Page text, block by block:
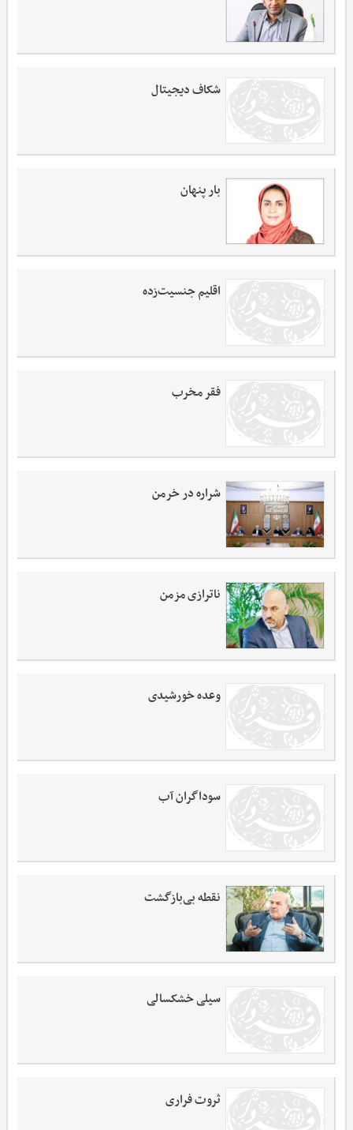
شکاف دیجیتال
بار پنهان
اقلیم جنسیت‌زده
فقر مخرب
شراره در خرمن
ناترازی مزمن
وعده خورشیدی
سوداگران آب
نقطه بی‌بازگشت
سیلی خشکسالی
ثروت فراری